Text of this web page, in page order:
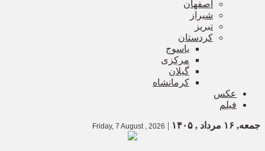
اصفهان
شیراز
تبریز
کردستان
یاسوج
مرکزی
گیلان
کرمانشاه
عکس
فیلم
جمعه, ۱۶ مرداد , ۱۴۰۵ |
Friday, 7 August , 2026